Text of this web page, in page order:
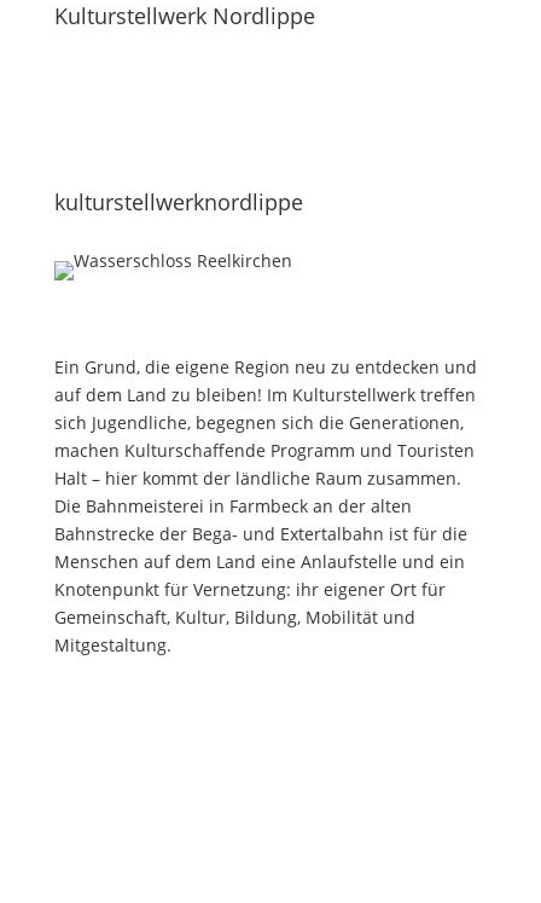
Kulturstellwerk Nordlippe
kulturstellwerknordlippe
Ein Grund, die eigene Region neu zu entdecken und
auf dem Land zu bleiben! Im Kulturstellwerk treffen
sich Jugendliche, begegnen sich die Generationen,
machen Kulturschaffende Programm und Touristen
Halt – hier kommt der ländliche Raum zusammen.
Die Bahnmeisterei in Farmbeck an der alten
Bahnstrecke der Bega- und Extertalbahn ist für die
Menschen auf dem Land eine Anlaufstelle und ein
Knotenpunkt für Vernetzung: ihr eigener Ort für
Gemeinschaft, Kultur, Bildung, Mobilität und
Mitgestaltung.